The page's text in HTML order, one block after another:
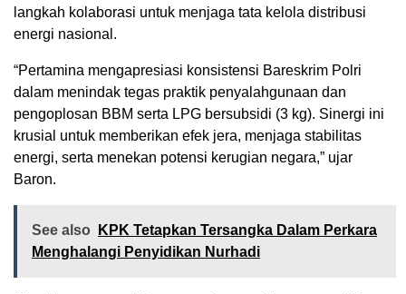
langkah kolaborasi untuk menjaga tata kelola distribusi
energi nasional.
“Pertamina mengapresiasi konsistensi Bareskrim Polri
dalam menindak tegas praktik penyalahgunaan dan
pengoplosan BBM serta LPG bersubsidi (3 kg). Sinergi ini
krusial untuk memberikan efek jera, menjaga stabilitas
energi, serta menekan potensi kerugian negara,” ujar
Baron.
See also
KPK Tetapkan Tersangka Dalam Perkara
Menghalangi Penyidikan Nurhadi